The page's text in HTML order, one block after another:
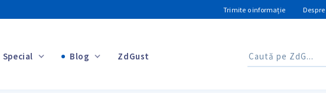
Trimite o informație Despre
Special Blog ZdGust